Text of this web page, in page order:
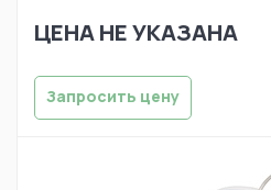
ЦЕНА НЕ УКАЗАНА
Запросить цену